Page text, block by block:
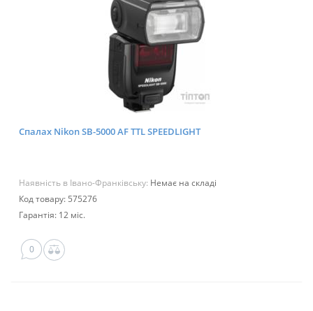
Спалах Nikon SB-5000 AF TTL SPEEDLIGHT
Наявність в Івано-Франківську: Немає на складі
Код товару: 575276
Гарантія: 12 міс.
0